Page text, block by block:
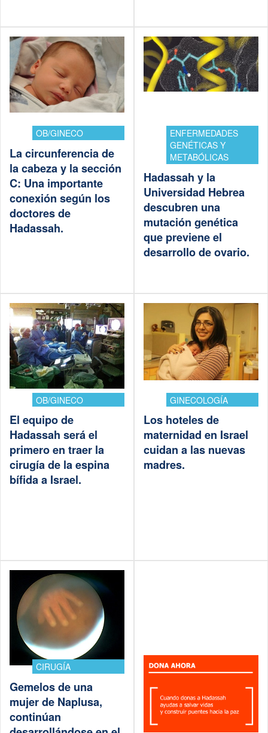
OB/GINECO
La circunferencia de
la cabeza y la sección
C: Una importante
conexión según los
doctores de
Hadassah.
ENFERMEDADES
GENÉTICAS Y
METABÓLICAS
Hadassah y la
Universidad Hebrea
descubren una
mutación genética
que previene el
desarrollo de ovario.
OB/GINECO
El equipo de
Hadassah será el
primero en traer la
cirugía de la espina
bífida a Israel.
GINECOLOGÍA
Los hoteles de
maternidad en Israel
cuidan a las nuevas
madres.
CIRUGÍA
Gemelos de una
mujer de Naplusa,
continúan